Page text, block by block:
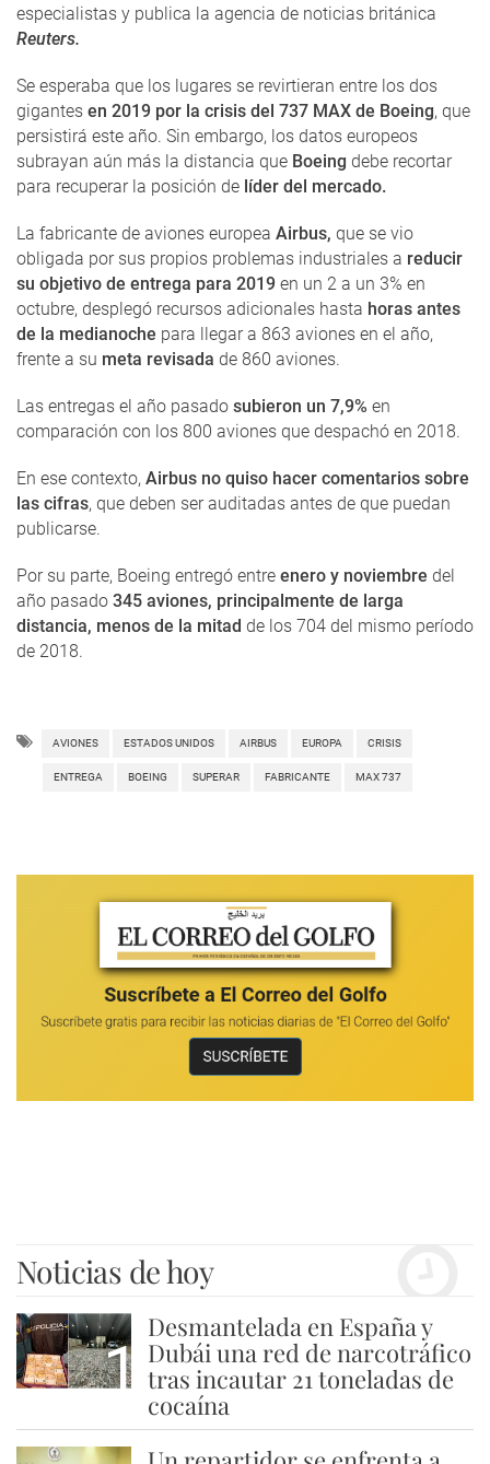
especialistas y publica la agencia de noticias británica
Reuters.
Se esperaba que los lugares se revirtieran entre los dos
gigantes en 2019 por la crisis del 737 MAX de Boeing, que
persistirá este año. Sin embargo, los datos europeos
subrayan aún más la distancia que Boeing debe recortar
para recuperar la posición de líder del mercado.
La fabricante de aviones europea Airbus, que se vio
obligada por sus propios problemas industriales a reducir
su objetivo de entrega para 2019 en un 2 a un 3% en
octubre, desplegó recursos adicionales hasta horas antes
de la medianoche para llegar a 863 aviones en el año,
frente a su meta revisada de 860 aviones.
Las entregas el año pasado subieron un 7,9% en
comparación con los 800 aviones que despachó en 2018.
En ese contexto, Airbus no quiso hacer comentarios sobre
las cifras, que deben ser auditadas antes de que puedan
publicarse.
Por su parte, Boeing entregó entre enero y noviembre del
año pasado 345 aviones, principalmente de larga
distancia, menos de la mitad de los 704 del mismo período
de 2018.
AVIONES ESTADOS UNIDOS AIRBUS EUROPA CRISIS
ENTREGA BOEING SUPERAR FABRICANTE MAX 737
Noticias de hoy
1
Desmantelada en España y
Dubái una red de narcotráfico
tras incautar 21 toneladas de
cocaína